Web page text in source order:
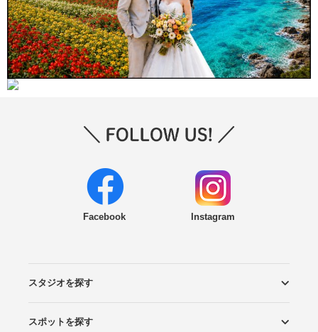
Facebook Instagram
スタジオを探す
エリアから探す
こだわりから探す
NEW PHOTO STYLE
プランから探す
フォトタイプ診断
フォトグラファーから探す
国内リゾートから探す
スポットを探す